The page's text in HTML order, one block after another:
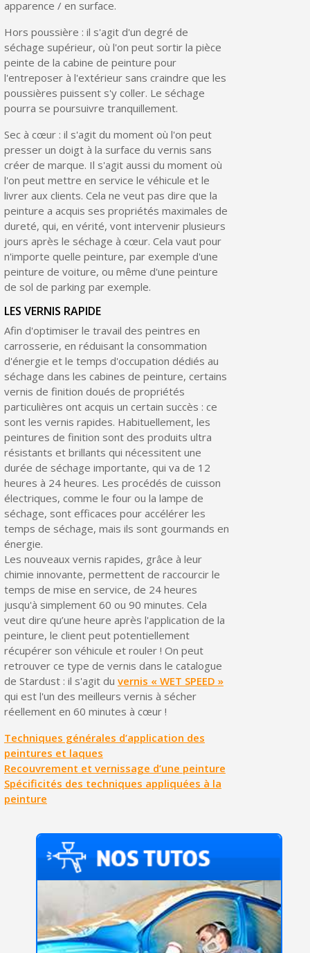
apparence / en surface.
Hors poussière : il s'agit d'un degré de
séchage supérieur, où l'on peut sortir la pièce
peinte de la cabine de peinture pour
l'entreposer à l'extérieur sans craindre que les
poussières puissent s'y coller. Le séchage
pourra se poursuivre tranquillement.
Sec à cœur : il s'agit du moment où l'on peut
presser un doigt à la surface du vernis sans
créer de marque. Il s'agit aussi du moment où
l'on peut mettre en service le véhicule et le
livrer aux clients. Cela ne veut pas dire que la
peinture a acquis ses propriétés maximales de
dureté, qui, en vérité, vont intervenir plusieurs
jours après le séchage à cœur. Cela vaut pour
n'importe quelle peinture, par exemple d'une
peinture de voiture, ou même d'une peinture
de sol de parking par exemple.
LES VERNIS RAPIDE
Afin d'optimiser le travail des peintres en
carrosserie, en réduisant la consommation
d'énergie et le temps d'occupation dédiés au
séchage dans les cabines de peinture, certains
vernis de finition doués de propriétés
particulières ont acquis un certain succès : ce
sont les vernis rapides. Habituellement, les
peintures de finition sont des produits ultra
résistants et brillants qui nécessitent une
durée de séchage importante, qui va de 12
heures à 24 heures. Les procédés de cuisson
électriques, comme le four ou la lampe de
séchage, sont efficaces pour accélérer les
temps de séchage, mais ils sont gourmands en
énergie.
Les nouveaux vernis rapides, grâce à leur
chimie innovante, permettent de raccourcir le
temps de mise en service, de 24 heures
jusqu'à simplement 60 ou 90 minutes. Cela
veut dire qu’une heure après l'application de la
peinture, le client peut potentiellement
récupérer son véhicule et rouler ! On peut
retrouver ce type de vernis dans le catalogue
de Stardust : il s'agit du vernis « WET SPEED »
qui est l'un des meilleurs vernis à sécher
réellement en 60 minutes à cœur !
Techniques générales d’application des
peintures et laques
Recouvrement et vernissage d’une peinture
Spécificités des techniques appliquées à la
peinture